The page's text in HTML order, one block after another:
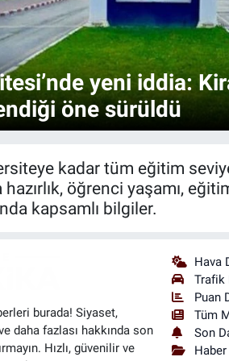
yeni iddia:
öne sürüldü
kadar tüm eğitim
hazırlık, öğrenci yaşamı,
kapsamlı bilgiler.
burada! Siyaset,
daha fazlası hakkında son
Hızlı, güvenilir ve
Hava
Trafik
Puan
Tüm
Son